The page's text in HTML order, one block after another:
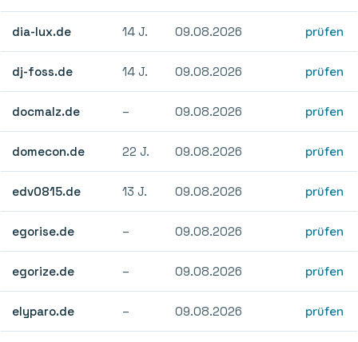
dia-lux.de 14 J. 09.08.2026 prüfen
dj-foss.de 14 J. 09.08.2026 prüfen
docmalz.de – 09.08.2026 prüfen
domecon.de 22 J. 09.08.2026 prüfen
edv0815.de 13 J. 09.08.2026 prüfen
egorise.de – 09.08.2026 prüfen
egorize.de – 09.08.2026 prüfen
elyparo.de – 09.08.2026 prüfen